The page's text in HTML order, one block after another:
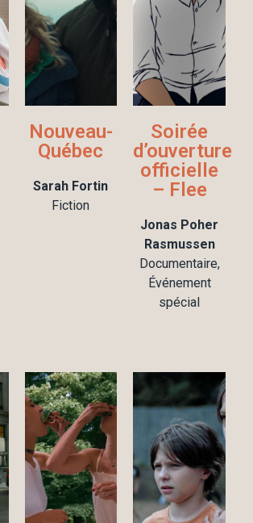
Nouveau-
Québec
Sarah Fortin
Fiction
Soirée
d’ouverture
officielle
– Flee
Jonas Poher
Rasmussen
Documentaire,
Événement
spécial